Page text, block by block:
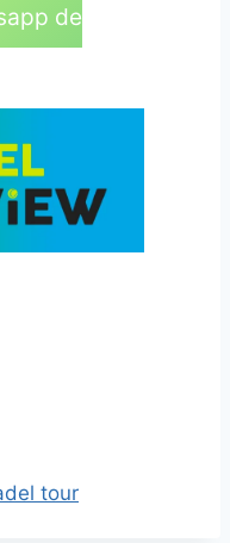
de
tour